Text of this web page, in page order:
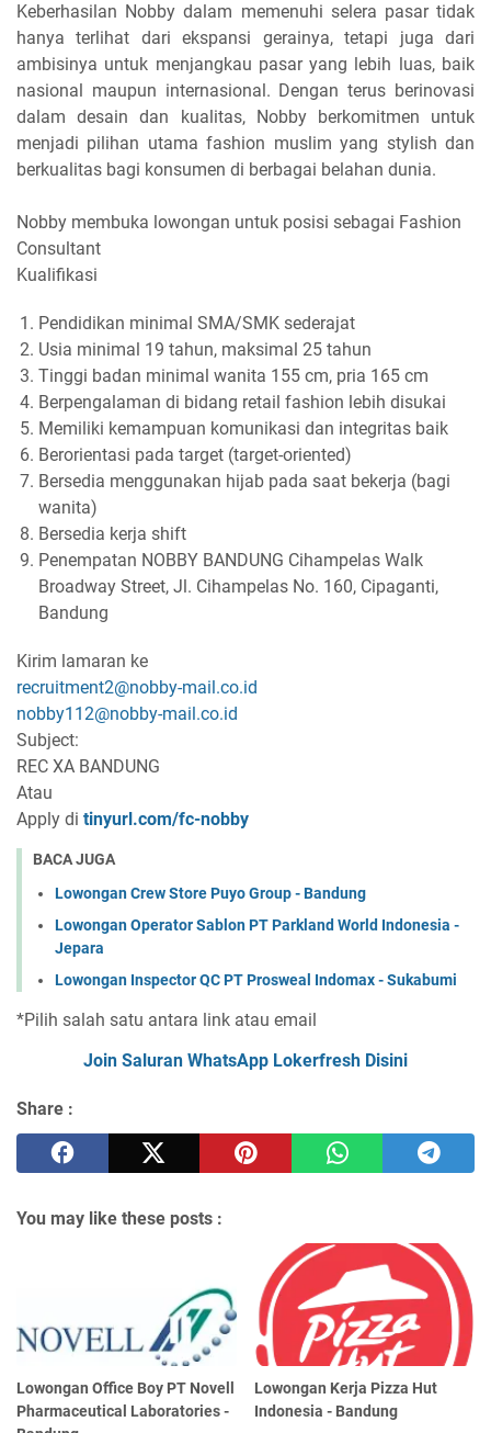
Keberhasilan Nobby dalam memenuhi selera pasar tidak
hanya terlihat dari ekspansi gerainya, tetapi juga dari
ambisinya untuk menjangkau pasar yang lebih luas, baik
nasional maupun internasional. Dengan terus berinovasi
dalam desain dan kualitas, Nobby berkomitmen untuk
menjadi pilihan utama fashion muslim yang stylish dan
berkualitas bagi konsumen di berbagai belahan dunia.
Nobby membuka lowongan untuk posisi sebagai Fashion
Consultant
Kualifikasi
Pendidikan minimal SMA/SMK sederajat
Usia minimal 19 tahun, maksimal 25 tahun
Tinggi badan minimal wanita 155 cm, pria 165 cm
Berpengalaman di bidang retail fashion lebih disukai
Memiliki kemampuan komunikasi dan integritas baik
Berorientasi pada target (target-oriented)
Bersedia menggunakan hijab pada saat bekerja (bagi
wanita)
Bersedia kerja shift
Penempatan NOBBY BANDUNG Cihampelas Walk
Broadway Street, Jl. Cihampelas No. 160, Cipaganti,
Bandung
Kirim lamaran ke
recruitment2@nobby-mail.co.id
nobby112@nobby-mail.co.id
Subject:
REC XA BANDUNG
Atau
Apply di tinyurl.com/fc-nobby
BACA JUGA
Lowongan Crew Store Puyo Group - Bandung
Lowongan Operator Sablon PT Parkland World Indonesia -
Jepara
Lowongan Inspector QC PT Prosweal Indomax - Sukabumi
*Pilih salah satu antara link atau email
Join Saluran WhatsApp Lokerfresh Disini
Share :
You may like these posts :
Lowongan Office Boy PT Novell
Pharmaceutical Laboratories -
Lowongan Kerja Pizza Hut
Indonesia - Bandung